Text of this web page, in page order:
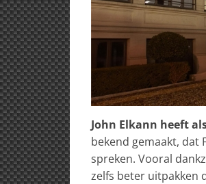
John Elkann heeft
bekend gemaakt, dat
spreken. Vooral
zelfs beter uitpakken